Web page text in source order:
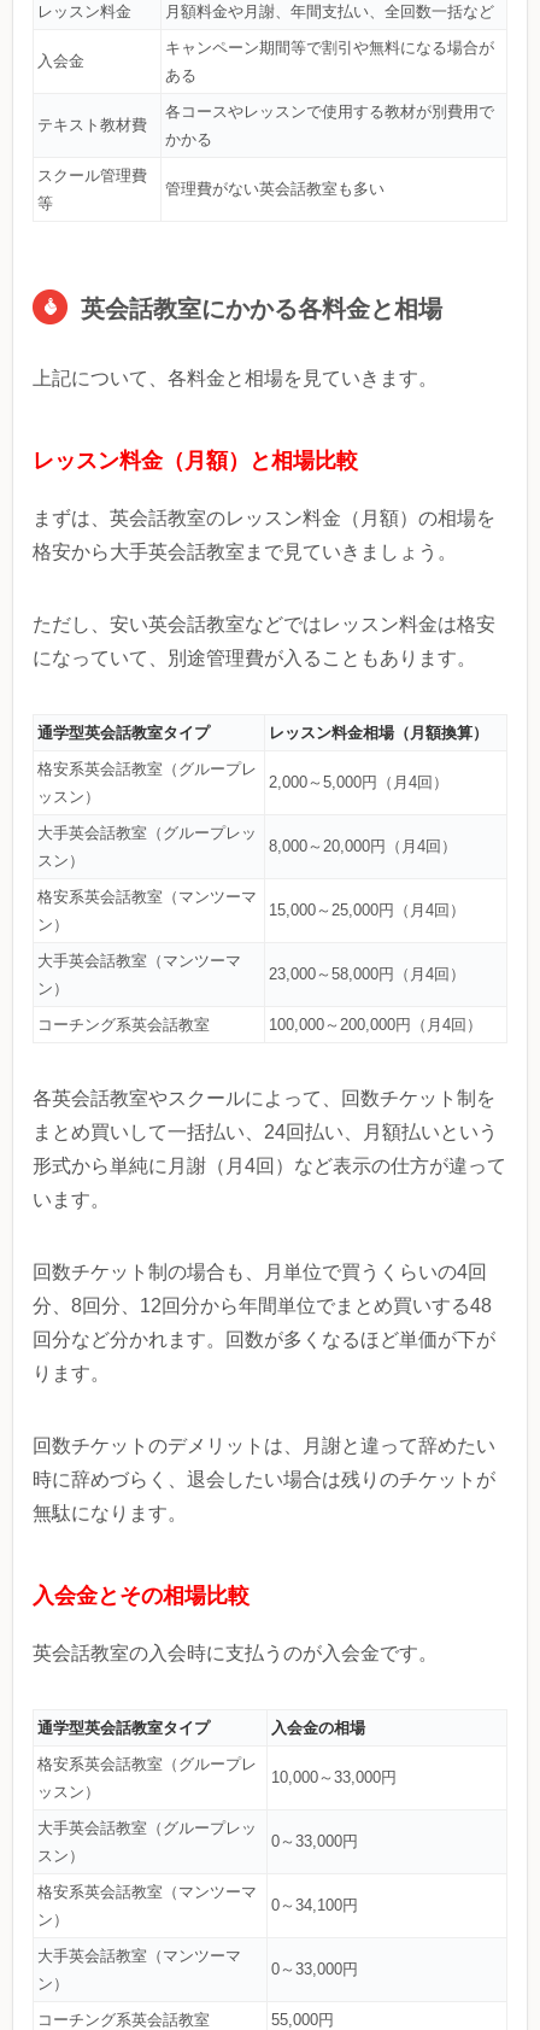
レッスン料金 月額料金や月謝、年間支払い、全回数一括など
入会金
キャンペーン期間等で割引や無料になる場合が
ある
テキスト教材費
各コースやレッスンで使用する教材が別費用で
かかる
スクール管理費
等
管理費がない英会話教室も多い
英会話教室にかかる各料金と相場
上記について、各料金と相場を見ていきます。
レッスン料金（月額）と相場比較
まずは、英会話教室のレッスン料金（月額）の相場を
格安から大手英会話教室まで見ていきましょう。
ただし、安い英会話教室などではレッスン料金は格安
になっていて、別途管理費が入ることもあります。
通学型英会話教室タイプ レッスン料金相場（月額換算）
格安系英会話教室（グループレ
ッスン）
2,000～5,000円（月4回）
大手英会話教室（グループレッ
スン）
8,000～20,000円（月4回）
格安系英会話教室（マンツーマ
ン）
15,000～25,000円（月4回）
大手英会話教室（マンツーマ
ン）
23,000～58,000円（月4回）
コーチング系英会話教室 100,000～200,000円（月4回）
各英会話教室やスクールによって、回数チケット制を
まとめ買いして一括払い、24回払い、月額払いという
形式から単純に月謝（月4回）など表示の仕方が違って
います。
回数チケット制の場合も、月単位で買うくらいの4回
分、8回分、12回分から年間単位でまとめ買いする48
回分など分かれます。回数が多くなるほど単価が下が
ります。
回数チケットのデメリットは、月謝と違って辞めたい
時に辞めづらく、退会したい場合は残りのチケットが
無駄になります。
入会金とその相場比較
英会話教室の入会時に支払うのが入会金です。
通学型英会話教室タイプ 入会金の相場
格安系英会話教室（グループレ
ッスン）
10,000～33,000円
大手英会話教室（グループレッ
スン）
0～33,000円
格安系英会話教室（マンツーマ
ン）
0～34,100円
大手英会話教室（マンツーマ
ン）
0～33,000円
コーチング系英会話教室 55,000円